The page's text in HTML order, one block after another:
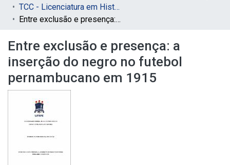
TCC - Licenciatura em História (Sede)
Entre exclusão e presença: a inserção do negro no futebol pernambucano em 1915
Entre exclusão e presença: a
inserção do negro no futebol
pernambucano em 1915